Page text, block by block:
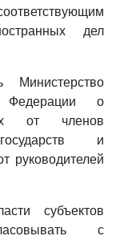
дел
Министерство
Федерации о
от членов
и
руководителей
субъектов
с